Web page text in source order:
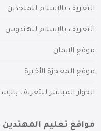
التعريف بالإسلام للملحدين
التعريف بالإسلام للهندوس
موقع الإيمان
موقع المعجزة الأخيرة
الحوار المباشر للتعريف
مواقع تعليم المهتدين